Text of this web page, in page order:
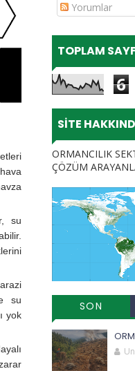
su
su
yok
Yorumlar
TOPLAM
6
SITE
ORMANCILIK
ÇÖZÜM
SON
EKLENENLER